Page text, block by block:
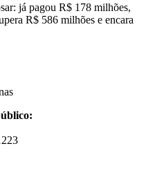
já pagou R$ 178 milhões,
R$ 586 milhões e encara